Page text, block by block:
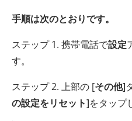
手順は次のとおりです。
ステップ 1. 携帯電話で設定
す。
ステップ 2. 上部の [その他]
の設定をリセット]をタップ